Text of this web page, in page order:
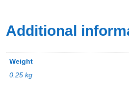
Additional
Weight
0.25 kg